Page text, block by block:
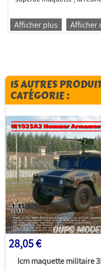
Afficher plus Afficher
15 AUTRES
CATÉGORIE :
28,05 €
Icm maquette militaire